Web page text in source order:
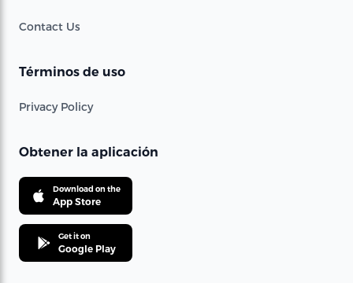
Contact Us
Términos de uso
Privacy Policy
Obtener la aplicación
Download on the
App Store
Get it on
Google Play